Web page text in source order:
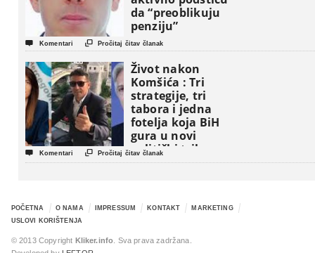
da “preoblikuju
penziju”
 Komentari  Pročitaj čitav članak
Život nakon
Komšića : Tri
strategije, tri
tabora i jedna
fotelja koja BiH
gura u novi
politički triler
 Komentari  Pročitaj čitav članak
POČETNA O NAMA IMPRESSUM KONTAKT
MARKETING
USLOVI KORIŠTENJA
© 2013 Copyright Kliker.info . Sva prava zadržana.